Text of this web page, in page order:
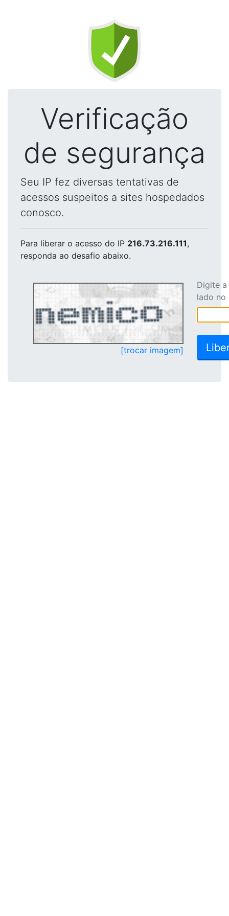
Verificação
de segurança
Seu IP fez diversas tentativas de
acessos suspeitos a sites hospedados
conosco.
Para liberar o acesso do IP 216.73.216.111,
responda ao desafio abaixo.
[trocar imagem]
Digite
lado no